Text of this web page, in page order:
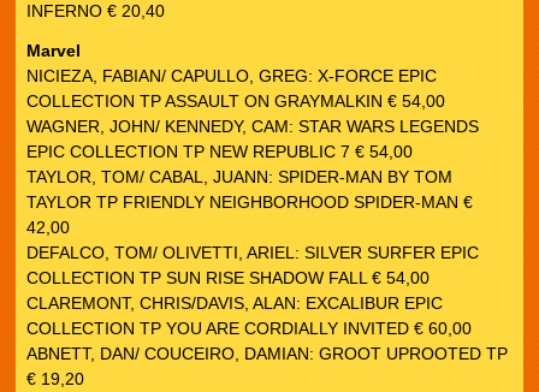
INFERNO € 20,40
Marvel
NICIEZA, FABIAN/ CAPULLO, GREG: X-FORCE EPIC
COLLECTION TP ASSAULT ON GRAYMALKIN € 54,00
WAGNER, JOHN/ KENNEDY, CAM: STAR WARS LEGENDS
EPIC COLLECTION TP NEW REPUBLIC 7 € 54,00
TAYLOR, TOM/ CABAL, JUANN: SPIDER-MAN BY TOM
TAYLOR TP FRIENDLY NEIGHBORHOOD SPIDER-MAN €
42,00
DEFALCO, TOM/ OLIVETTI, ARIEL: SILVER SURFER EPIC
COLLECTION TP SUN RISE SHADOW FALL € 54,00
CLAREMONT, CHRIS/DAVIS, ALAN: EXCALIBUR EPIC
COLLECTION TP YOU ARE CORDIALLY INVITED € 60,00
ABNETT, DAN/ COUCEIRO, DAMIAN: GROOT UPROOTED TP
€ 19,20